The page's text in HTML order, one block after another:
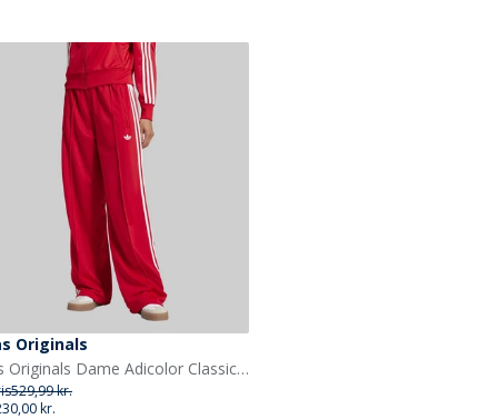
Originals
adidas Originals Dame Adicolor Classic Firebird Løstsiddende træningsbukser Better Scarlet/Hvid
529,99 kr.
kr.